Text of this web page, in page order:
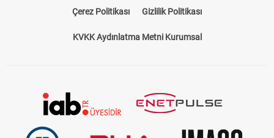
Çerez Politikası Gizlilik Politikası
KVKK Aydınlatma Metni Kurumsal